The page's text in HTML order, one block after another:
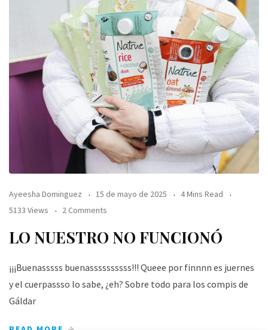
Ayeesha Dominguez 15 de mayo de 2025
4 Mins Read
5133 Views
2 Comments
LO NUESTRO NO FUNCIONÓ
¡¡¡Buenasssss buenassssssssss!!! Queee por finnnn es juernes
y el cuerpassso lo sabe, ¿eh? Sobre todo para los compis de
Gáldar